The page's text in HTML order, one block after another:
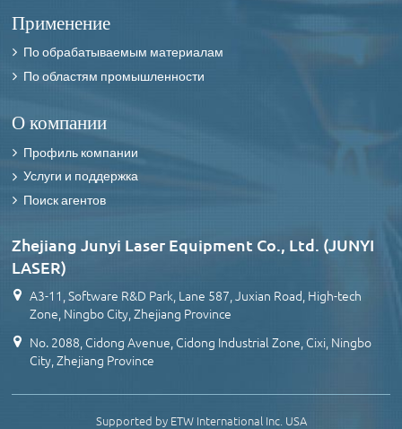
Применение
По обрабатываемым материалам
По областям промышленности
О компании
Профиль компании
Услуги и поддержка
Поиск агентов
Zhejiang Junyi Laser Equipment Co., Ltd. (JUNYI
LASER)
A3-11, Software R&D Park, Lane 587, Juxian Road, High-tech
Zone, Ningbo City, Zhejiang Province
No. 2088, Cidong Avenue, Cidong Industrial Zone, Cixi, Ningbo
City, Zhejiang Province
Supported by ETW International Inc. USA